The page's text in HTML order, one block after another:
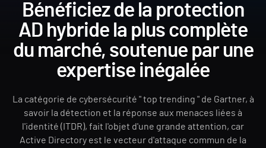
Bénéficiez de la protection
AD hybride la plus complète
du marché, soutenue par une
expertise inégalée
La catégorie de cybersécurité " top trending " de Gartner, à
savoir la détection et la réponse aux menaces liées à
l'identité (ITDR), fait l'objet d'une grande attention, car
Active Directory est le vecteur d'attaque commun de la